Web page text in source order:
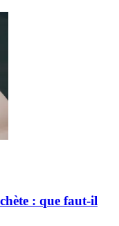
: que faut-il